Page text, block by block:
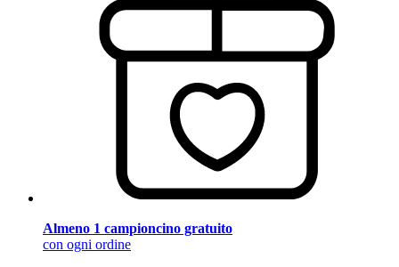
Almeno 1 campioncino gratuito
con ogni ordine